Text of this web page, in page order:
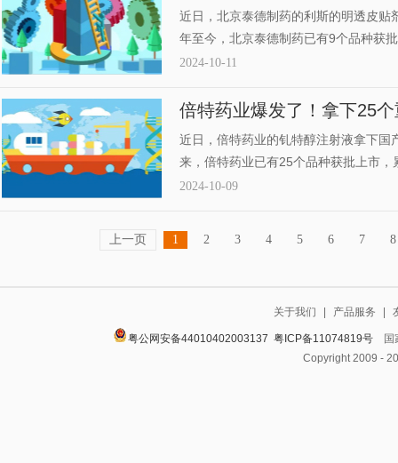
新药、4个新品冲刺
近日，北京泰德制药的利斯的明透皮
年至今，北京泰德制药已有9个品种获
公司研发管线持续推进，目前公司有
2024-10-11
倍特药业爆发了！拿下25
屏，1类新药猛攻1400亿市
近日，倍特药业的钆特醇注射液拿下
来，倍特药业已有25个品种获批上市
备战第十批集采。目前公司有15款新
2024-10-09
上一页 1 2 3 4 5 6 7 8
关于我们 产品服务
粤公网安备44010402003137 粤ICP备11074819号 国
Copyright 2009 -